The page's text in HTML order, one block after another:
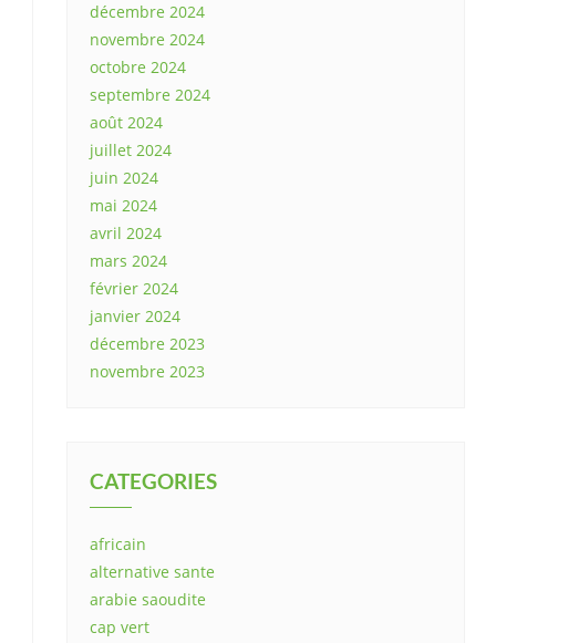
décembre 2024
novembre 2024
octobre 2024
septembre 2024
août 2024
juillet 2024
juin 2024
mai 2024
avril 2024
mars 2024
février 2024
janvier 2024
décembre 2023
novembre 2023
CATEGORIES
africain
alternative sante
arabie saoudite
cap vert